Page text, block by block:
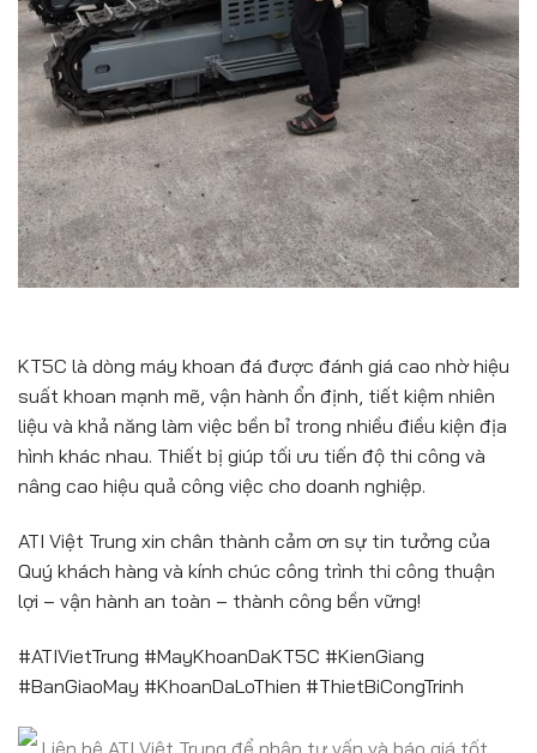
KT5C là dòng máy khoan đá được đánh giá cao nhờ hiệu
suất khoan mạnh mẽ, vận hành ổn định, tiết kiệm nhiên
liệu và khả năng làm việc bền bỉ trong nhiều điều kiện địa
hình khác nhau. Thiết bị giúp tối ưu tiến độ thi công và
nâng cao hiệu quả công việc cho doanh nghiệp.
ATI Việt Trung xin chân thành cảm ơn sự tin tưởng của
Quý khách hàng và kính chúc công trình thi công thuận
lợi – vận hành an toàn – thành công bền vững!
#ATIVietTrung #MayKhoanDaKT5C #KienGiang
#BanGiaoMay #KhoanDaLoThien #ThietBiCongTrinh